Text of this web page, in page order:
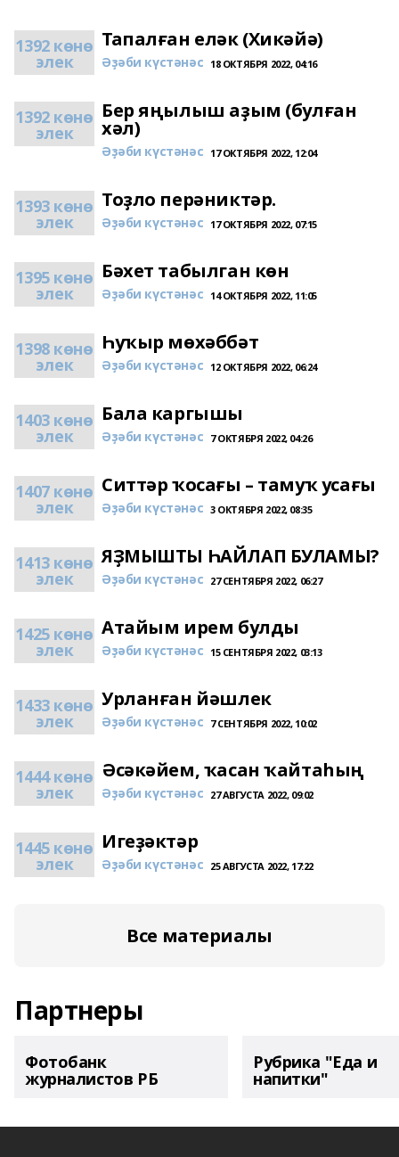
1392 көнө
элек
Тапалған еләк (Хикәйә)
Әҙәби күстәнәс 18 ОКТЯБРЯ 2022, 04:16
1392 көнө
элек
Бер яңылыш аҙым (булған
хәл)
Әҙәби күстәнәс 17 ОКТЯБРЯ 2022, 12:04
1393 көнө
элек
Тоҙло перәниктәр.
Әҙәби күстәнәс 17 ОКТЯБРЯ 2022, 07:15
1395 көнө
элек
Бәхет табылган көн
Әҙәби күстәнәс 14 ОКТЯБРЯ 2022, 11:05
1398 көнө
элек
Һуҡыр мөхәббәт
Әҙәби күстәнәс 12 ОКТЯБРЯ 2022, 06:24
1403 көнө
элек
Бала каргышы
Әҙәби күстәнәс 7 ОКТЯБРЯ 2022, 04:26
1407 көнө
элек
Ситтәр ҡосағы – тамуҡ усағы
Әҙәби күстәнәс 3 ОКТЯБРЯ 2022, 08:35
1413 көнө
элек
ЯҘМЫШТЫ ҺАЙЛАП БУЛАМЫ?
Әҙәби күстәнәс 27 СЕНТЯБРЯ 2022, 06:27
1425 көнө
элек
Атайым ирем булды
Әҙәби күстәнәс 15 СЕНТЯБРЯ 2022, 03:13
1433 көнө
элек
Урланған йәшлек
Әҙәби күстәнәс 7 СЕНТЯБРЯ 2022, 10:02
1444 көнө
элек
Әсәкәйем, ҡасан ҡайтаһың
Әҙәби күстәнәс 27 АВГУСТА 2022, 09:02
1445 көнө
элек
Игеҙәктәр
Әҙәби күстәнәс 25 АВГУСТА 2022, 17:22
Все материалы
Партнеры
Фотобанк
журналистов РБ
Рубрика "Еда и
напитки"